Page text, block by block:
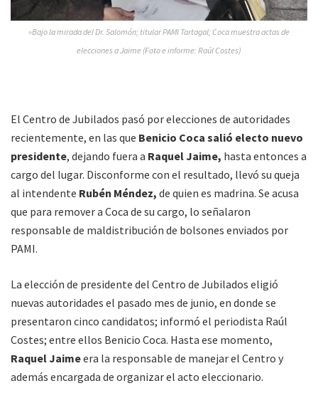
»Bajo la mirada del Dr. Salomón; titular PAMI Tartagal; Coca muestra actas de
elecciones a Jaime (Foto e informe: Raúl Costes)
El Centro de Jubilados pasó por elecciones de autoridades
recientemente, en las que Benicio Coca salió electo nuevo
presidente, dejando fuera a Raquel Jaime, hasta entonces a
cargo del lugar. Disconforme con el resultado, llevó su queja
al intendente Rubén Méndez, de quien es madrina. Se acusa
que para remover a Coca de su cargo, lo señalaron
responsable de maldistribución de bolsones enviados por
PAMI.
La elección de presidente del Centro de Jubilados eligió
nuevas autoridades el pasado mes de junio, en donde se
presentaron cinco candidatos; informó el periodista Raúl
Costes; entre ellos Benicio Coca. Hasta ese momento,
Raquel Jaimeera la responsable de manejar el Centro y
además encargada de organizar el acto eleccionario.